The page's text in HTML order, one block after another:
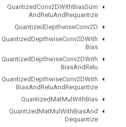
QuantizedConv2DWithBiasSum
AndReluAndRequantize
QuantizedDepthwiseConv2D
QuantizedDepthwiseConv2DWith
Bias
QuantizedDepthwiseConv2DWith
BiasAndRelu
QuantizedDepthwiseConv2DWith
BiasAndReluAndRequantize
QuantizedMatMul WithBias
QuantizedMatMul WithBiasAnd
Dequantize